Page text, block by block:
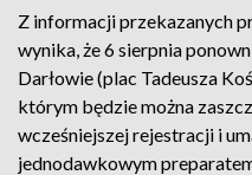
Z informacji przekazanych
wynika, że 6 sierpnia
Darłowie (plac Tadeusza
którym będzie można
wcześniejszej rejestracji i
jednodawkowym